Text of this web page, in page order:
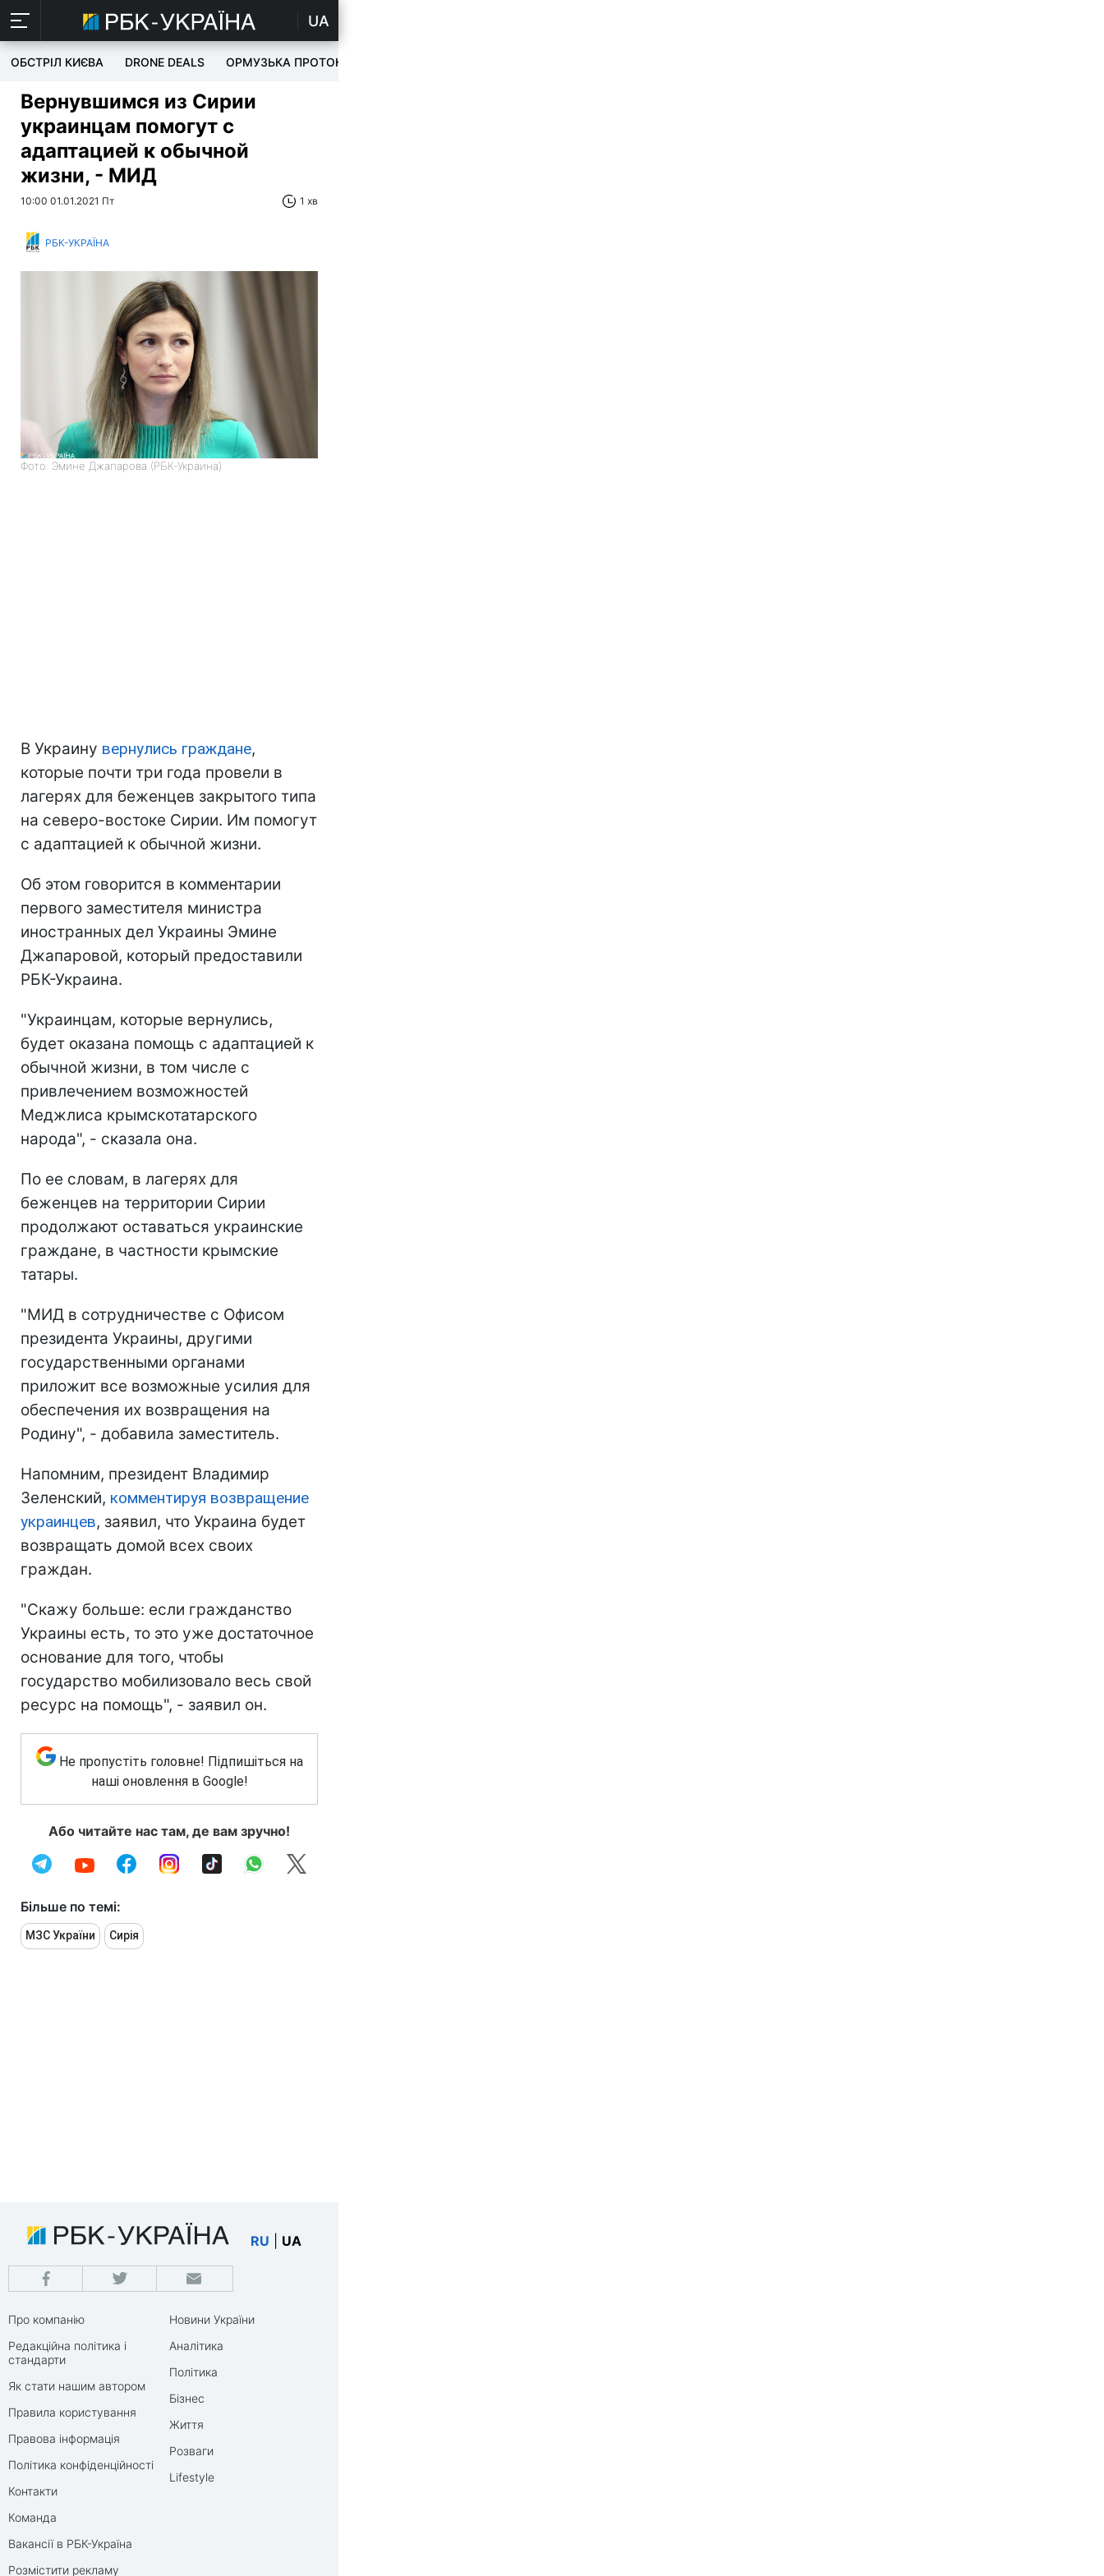
UA
ОБСТРІЛ КИЄВА DRONE DEALS ОРМУЗЬКА ПРОТОКА
Вернувшимся из Сирии
украинцам помогут с
адаптацией к обычной
жизни, - МИД
10:00 01.01.2021 Пт 1 хв
РБК-УКРАЇНА
Фото: Эмине Джапарова (РБК-Украина)
В Украину вернулись граждане,
которые почти три года провели в
лагерях для беженцев закрытого типа
на северо-востоке Сирии. Им помогут
с адаптацией к обычной жизни.
Об этом говорится в комментарии
первого заместителя министра
иностранных дел Украины Эмине
Джапаровой, который предоставили
РБК-Украина.
"Украинцам, которые вернулись,
будет оказана помощь с адаптацией к
обычной жизни, в том числе с
привлечением возможностей
Меджлиса крымскотатарского
народа", - сказала она.
По ее словам, в лагерях для
беженцев на территории Сирии
продолжают оставаться украинские
граждане, в частности крымские
татары.
"МИД в сотрудничестве с Офисом
президента Украины, другими
государственными органами
приложит все возможные усилия для
обеспечения их возвращения на
Родину", - добавила заместитель.
Напомним, президент Владимир
Зеленский, комментируя возвращение
украинцев, заявил, что Украина будет
возвращать домой всех своих
граждан.
"Скажу больше: если гражданство
Украины есть, то это уже достаточное
основание для того, чтобы
государство мобилизовало весь свой
ресурс на помощь", - заявил он.
Не пропустіть головне! Підпишіться на
наші оновлення в Google!
Або читайте нас там, де вам зручно!
Більше по темі:
МЗС України Сирія
RU UA
Про компанію
Редакційна політика і
стандарти
Як стати нашим автором
Правила користування
Правова інформація
Політика конфіденційності
Контакти
Команда
Вакансії в РБК-Україна
Розмістити рекламу
Новини України
Аналітика
Політика
Бізнес
Життя
Розваги
Lifestyle